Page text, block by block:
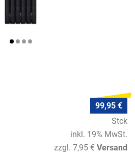
99,95 €
Stck
inkl. 19% MwSt.
zzgl. 7,95 € Versand